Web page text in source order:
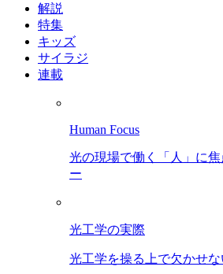
解説
特集
キッズ
サイラジ
連載
Human Focus
光の現場で働く「人」に
ー
光工学の実際
光工学を操る上で欠かせ